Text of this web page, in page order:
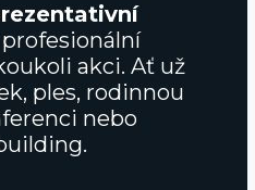
profesionální
akci. Ať už
ples, rodinnou
nebo